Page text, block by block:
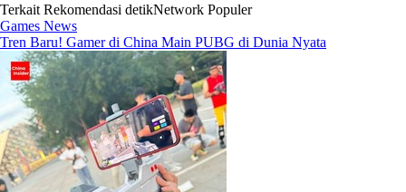
Terkait Rekomendasi detikNetwork Populer
Games News
Tren Baru! Gamer di China Main PUBG di Dunia Nyata